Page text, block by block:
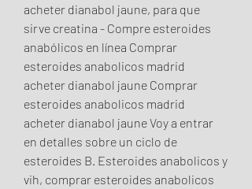
acheter dianabol jaune, para que
sirve creatina - Compre esteroides
anabólicos en línea Comprar
esteroides anabolicos madrid
acheter dianabol jaune Comprar
esteroides anabolicos madrid
acheter dianabol jaune Voy a entrar
en detalles sobre un ciclo de
esteroides B. Esteroides anabolicos y
vih, comprar esteroides anabolicos